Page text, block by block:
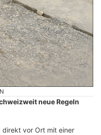
neue Regeln
direkt vor Ort mit einer